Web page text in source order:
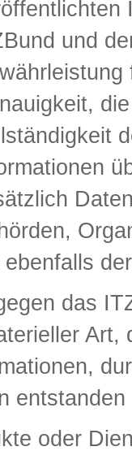
und
ebenfalls
das
oder